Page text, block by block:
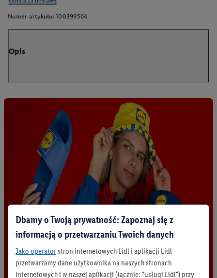
Numer artykułu: 100399564
Opis
Dbamy o Twoją prywatność: Zapoznaj się z
informacją o przetwarzaniu Twoich danych
Jako operatorstron internetowych Lidl i aplikacji Lidl
przetwarzamy dane użytkownika na naszych stronach
internetowych i w naszej aplikacji (łącznie: "usługi Lidl") przy